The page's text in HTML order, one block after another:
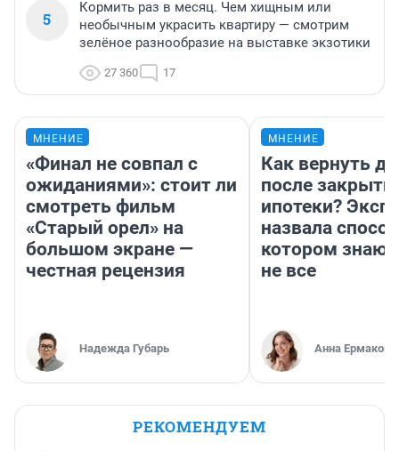
5
Кормить раз в месяц. Чем хищным или
необычным украсить квартиру — смотрим
зелёное разнообразие на выставке экзотики
27 360 17
МНЕНИЕ
«Финал не совпал с
ожиданиями»: стоит ли
смотреть фильм
«Старый орел» на
большом экране —
честная рецензия
Надежда Губарь
МНЕНИЕ
Как вернуть
после
ипотеки?
назвала
котором
не все
Анна Ермакова
РЕКОМЕНДУЕМ